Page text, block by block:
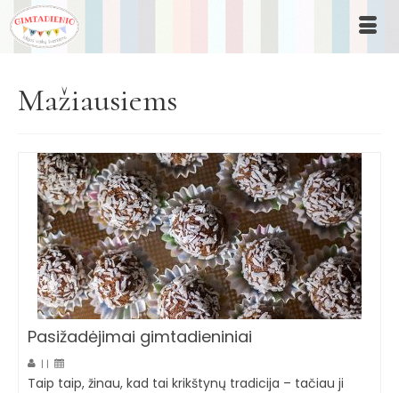
Mažiausiems
Pasižadėjimai gimtadieniniai
| |
Taip taip, žinau, kad tai krikštynų tradicija – tačiau ji